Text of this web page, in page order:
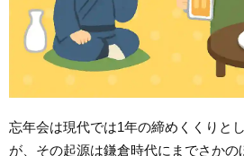
忘年会は現代では1年の締めくくりと
が、その起源は鎌倉時代にまでさかの